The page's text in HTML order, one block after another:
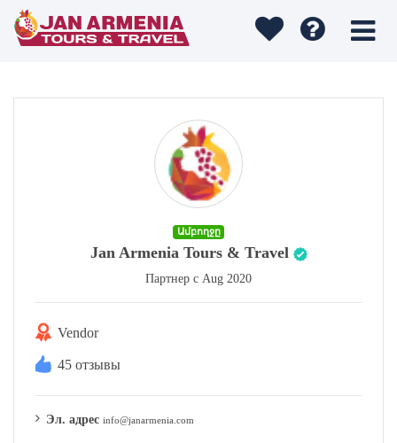
Ամբողջը
Jan Armenia Tours & Travel
Партнер с Aug 2020
Vendor
45 отзывы
Эл. адрес info@janarmenia.com